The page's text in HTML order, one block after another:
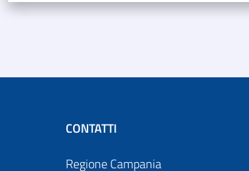
CONTATTI
Regione Campania